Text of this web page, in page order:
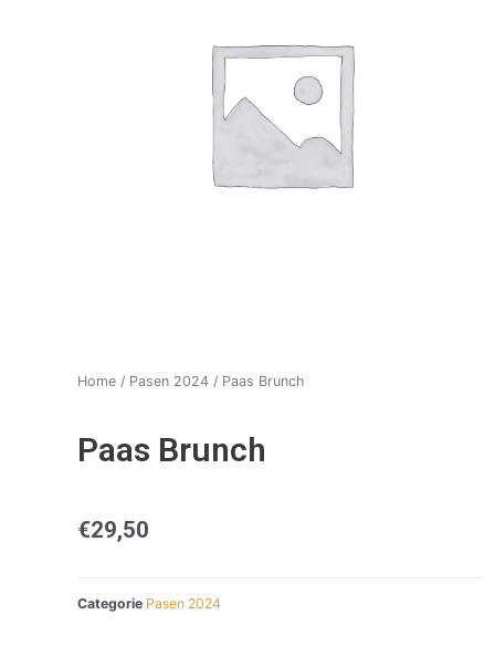
Home / Pasen 2024 / Paas Brunch
Paas Brunch
€29,50
Categorie Pasen 2024